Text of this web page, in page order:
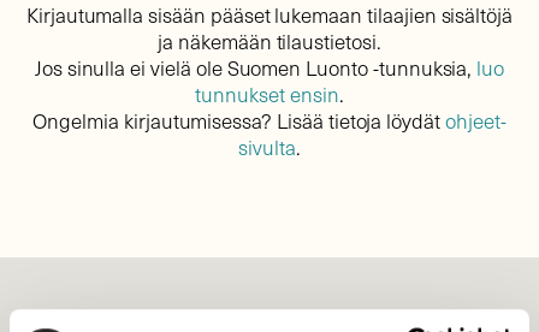
Kirjautumalla sisään pääset lukemaan tilaajien sisältöjä
ja näkemään tilaustietosi.
Jos sinulla ei vielä ole Suomen Luonto -tunnuksia, luo
tunnukset ensin.
Ongelmia kirjautumisessa? Lisää tietoja löydätohjeet-
sivulta.